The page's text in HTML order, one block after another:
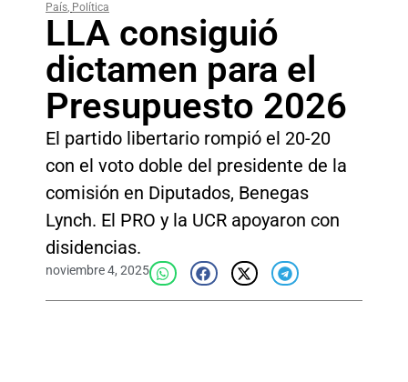
País, Política
LLA consiguió
dictamen para el
Presupuesto 2026
El partido libertario rompió el 20-20
con el voto doble del presidente de la
comisión en Diputados, Benegas
Lynch. El PRO y la UCR apoyaron con
disidencias.
noviembre 4, 2025